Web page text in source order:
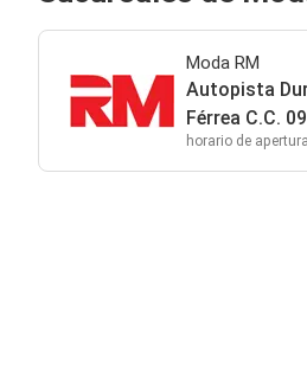
Moda RM
Autopista
Férrea C.C.
horario de apertura